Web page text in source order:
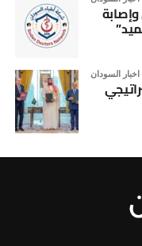
4 أشخاص وإصابة
اخبار السودان